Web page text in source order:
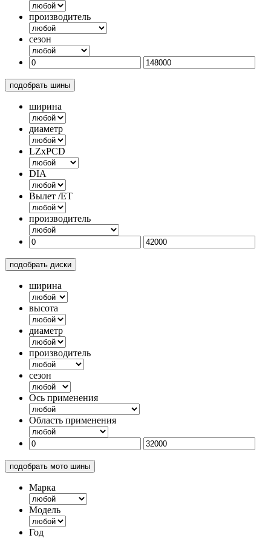
производитель
сезон
подобрать шины
ширина
диаметр
LZxPCD
DIA
Вылет /ET
производитель
подобрать диски
ширина
высота
диаметр
производитель
сезон
Ось применения
Область применения
подобрать мото шины
Марка
Модель
Год